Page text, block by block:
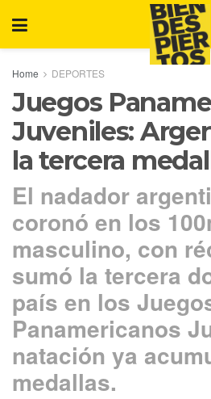
Home DEPORTES
Juegos
Juveniles:
la tercera
El nadador
coronó en los
masculino, con
sumó la tercera
país en los
Panamericanos
natación ya
medallas.